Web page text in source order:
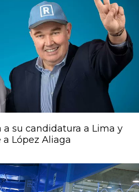
a su candidatura a Lima y
López Aliaga